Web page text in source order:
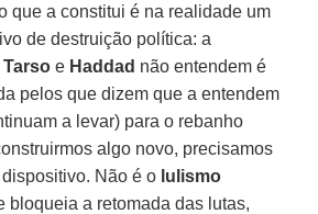
que a constitui é na realidade um
de destruição política: a
Tarso e Haddad não entendem é
pelos que dizem que a entendem
a levar) para o rebanho
algo novo, precisamos
Não é o lulismo
bloqueia a retomada das lutas,